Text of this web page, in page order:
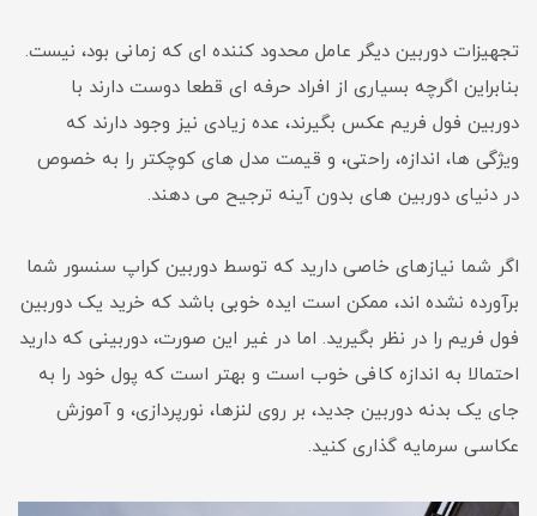
تجهیزات دوربین دیگر عامل محدود کننده ای که زمانی بود، نیست.
بنابراین اگرچه بسیاری از افراد حرفه ای قطعا دوست دارند با
دوربین فول فریم عکس بگیرند، عده زیادی نیز وجود دارند که
ویژگی ها، اندازه، راحتی، و قیمت مدل های کوچکتر را به خصوص
در دنیای دوربین های بدون آینه ترجیح می دهند.
اگر شما نیازهای خاصی دارید که توسط دوربین کراپ سنسور شما
برآورده نشده اند، ممکن است ایده خوبی باشد که خرید یک دوربین
فول فریم را در نظر بگیرید. اما در غیر این صورت، دوربینی که دارید
احتمالا به اندازه کافی خوب است و بهتر است که پول خود را به
جای یک بدنه دوربین جدید، بر روی لنزها، نورپردازی، و آموزش
عکاسی سرمایه گذاری کنید.